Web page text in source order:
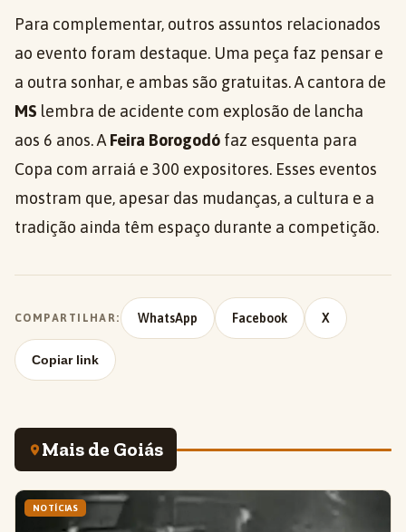
Para complementar, outros assuntos relacionados
ao evento foram destaque. Uma peça faz pensar e
a outra sonhar, e ambas são gratuitas. A cantora de
MS lembra de acidente com explosão de lancha
aos 6 anos. AFeira Borogodó faz esquenta para
Copa com arraiá e 300 expositores. Esses eventos
mostram que, apesar das mudanças, a cultura e a
tradição ainda têm espaço durante a competição.
COMPARTILHAR: WhatsApp Facebook X
Copiar link
Mais de Goiás
NOTÍCIAS